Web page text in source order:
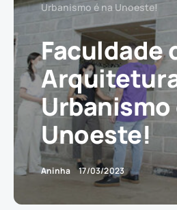
Urbanismo é na Unoeste!
Faculdade
Urbanismo
Unoeste!
Aninha 17/03/2023